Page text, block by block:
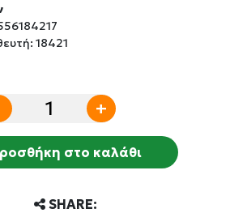
18421
+
στο καλάθι
SHARE: